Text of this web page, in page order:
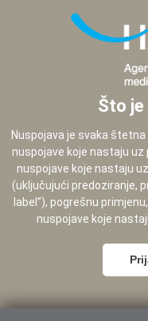
Što
Nuspojava je svaka
nuspojave koje nastaju uz
nuspojave koje nastaju
(uključujući predoziranje,
label”), pogrešnu
nuspojave koje